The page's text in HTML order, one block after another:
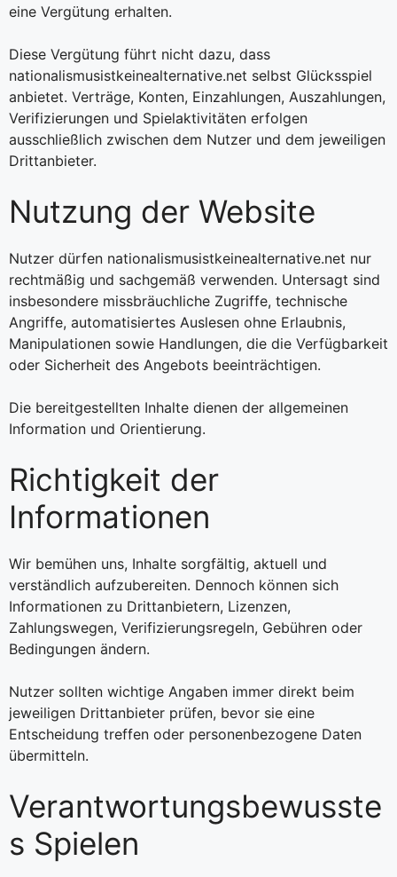
eine Vergütung erhalten.
Diese Vergütung führt nicht dazu, dass
nationalismusistkeinealternative.net selbst Glücksspiel
anbietet. Verträge, Konten, Einzahlungen, Auszahlungen,
Verifizierungen und Spielaktivitäten erfolgen
ausschließlich zwischen dem Nutzer und dem jeweiligen
Drittanbieter.
Nutzung der Website
Nutzer dürfen nationalismusistkeinealternative.net nur
rechtmäßig und sachgemäß verwenden. Untersagt sind
insbesondere missbräuchliche Zugriffe, technische
Angriffe, automatisiertes Auslesen ohne Erlaubnis,
Manipulationen sowie Handlungen, die die Verfügbarkeit
oder Sicherheit des Angebots beeinträchtigen.
Die bereitgestellten Inhalte dienen der allgemeinen
Information und Orientierung.
Richtigkeit der
Informationen
Wir bemühen uns, Inhalte sorgfältig, aktuell und
verständlich aufzubereiten. Dennoch können sich
Informationen zu Drittanbietern, Lizenzen,
Zahlungswegen, Verifizierungsregeln, Gebühren oder
Bedingungen ändern.
Nutzer sollten wichtige Angaben immer direkt beim
jeweiligen Drittanbieter prüfen, bevor sie eine
Entscheidung treffen oder personenbezogene Daten
übermitteln.
Verantwortungsbewusste
s Spielen